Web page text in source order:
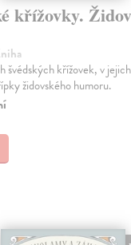
křížovky.
švédských křížovek, v
židovského humoru.